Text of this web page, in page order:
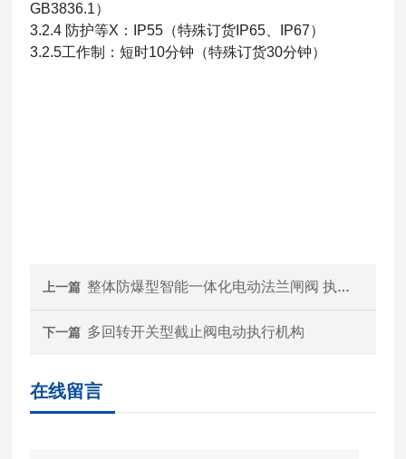
GB3836.1）
3.2.4 防护等X：IP55（特殊订货IP65、IP67）
3.2.5工作制：短时10分钟（特殊订货30分钟）
上一篇 整体防爆型智能一体化电动法兰闸阀 执行机构
下一篇 多回转开关型截止阀电动执行机构
在线留言